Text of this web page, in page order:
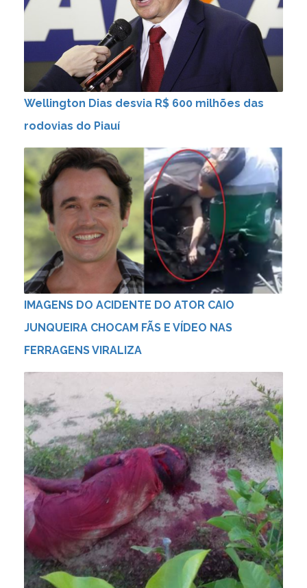
Wellington Dias desvia R$ 600 milhões das
rodovias do Piauí
IMAGENS DO ACIDENTE DO ATOR CAIO
JUNQUEIRA CHOCAM FÃS E VÍDEO NAS
FERRAGENS VIRALIZA